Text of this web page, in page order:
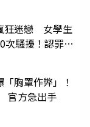
狂迷戀 女學生
次騷擾！認罪免
胸罩作弊」！
官方急出手